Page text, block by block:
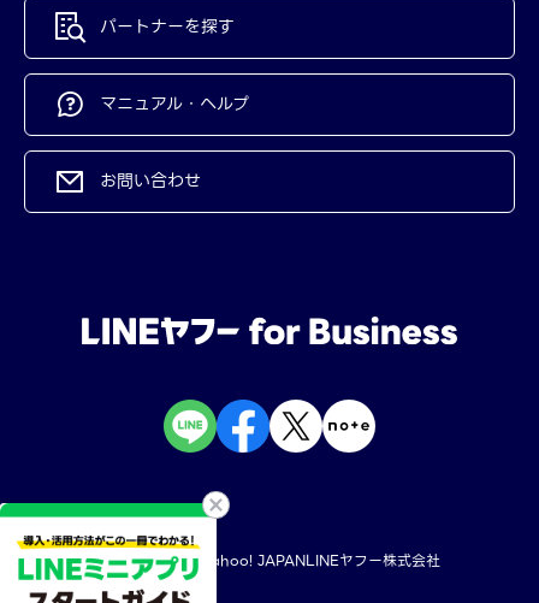
パートナーを探す
マニュアル・ヘルプ
お問い合わせ
規約・ポリシー Yahoo! JAPANLINEヤフー株式会社